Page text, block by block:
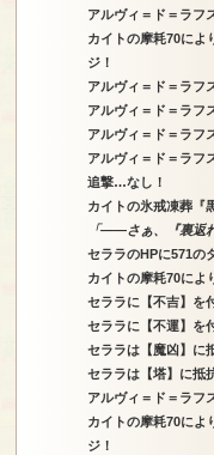
アルヴィ＝ド＝ラフ
カイトの摩耗70によ
ジ！
アルヴィ＝ド＝ラフ
アルヴィ＝ド＝ラフ
アルヴィ＝ド＝ラフ
アルヴィ＝ド＝ラフ
追撃…なし！
カイトの氷戒凍葬『
「――さぁ、『裏返
セララのHPに571の
カイトの摩耗70によ
セララに【不吉】を
セララに【不運】を
セララは【魔凶】に
セララは【塔】に抵
アルヴィ＝ド＝ラフ
カイトの摩耗70によ
ジ！